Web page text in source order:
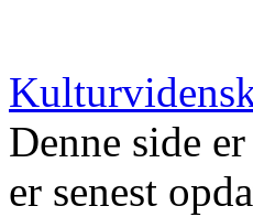
Denne side
er senest